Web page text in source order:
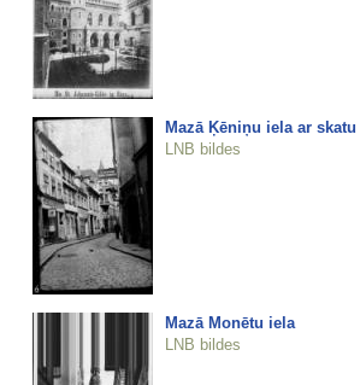
Mazā Ķēniņu iela ar
LNB bildes
Mazā Monētu iela
LNB bildes